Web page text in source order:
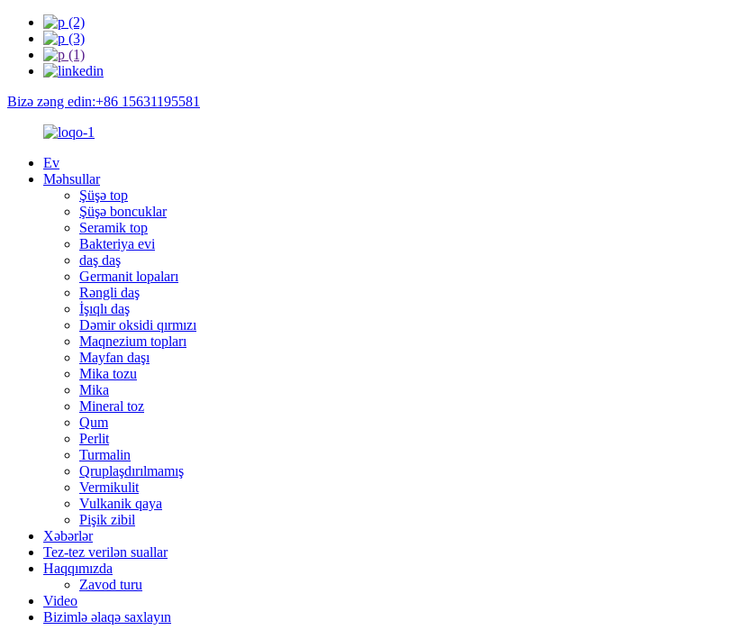
Bizə zəng edin:+86 15631195581
Ev
Məhsullar
Şüşə top
Şüşə boncuklar
Seramik top
Bakteriya evi
daş daş
Germanit lopaları
Rəngli daş
İşıqlı daş
Dəmir oksidi qırmızı
Maqnezium topları
Mayfan daşı
Mika tozu
Mika
Mineral toz
Qum
Perlit
Turmalin
Qruplaşdırılmamış
Vermikulit
Vulkanik qaya
Pişik zibil
Xəbərlər
Tez-tez verilən suallar
Haqqımızda
Zavod turu
Video
Bizimlə əlaqə saxlayın